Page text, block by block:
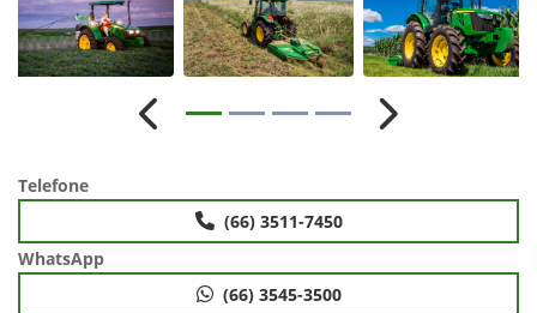
Anterior Próximo
Telefone
(66) 3511-7450
WhatsApp
(66) 3545-3500